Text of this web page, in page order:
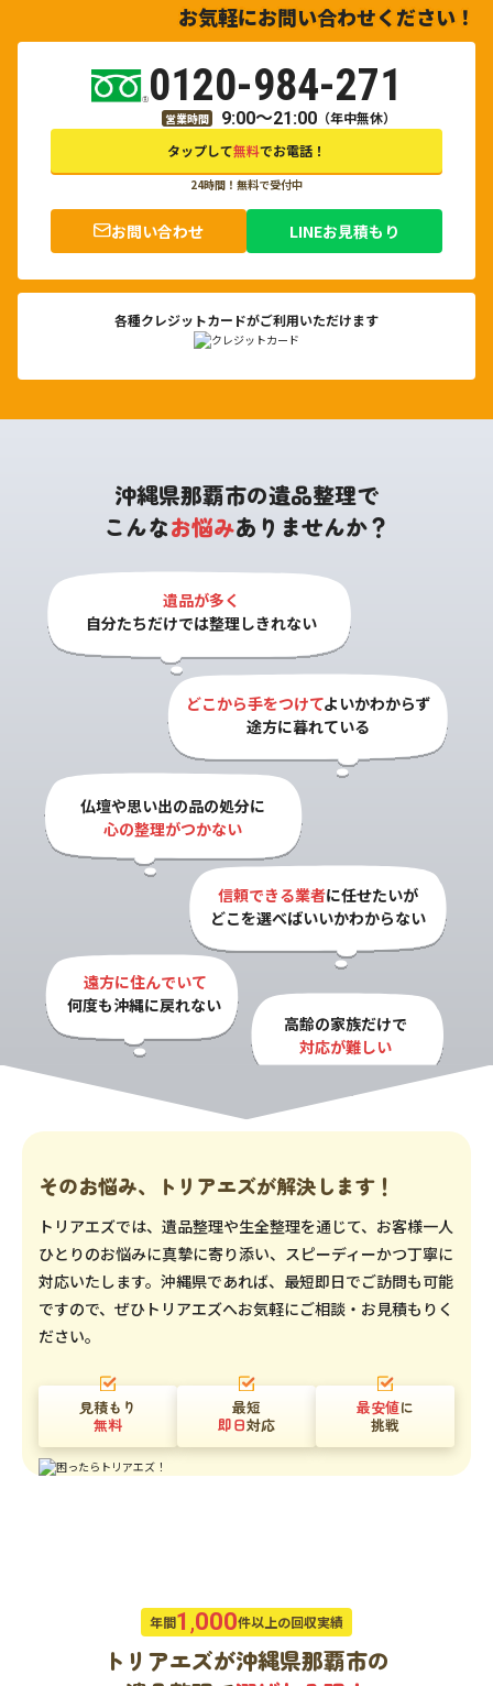
お気軽にお問い合わせください！
0120-984-271
営業時間 9:00～21:00 （年中無休）
タップして無料でお電話！
24時間！無料で受付中
お問い合わせ LINEお見積もり
各種クレジットカードがご利用いただけます
沖縄県那覇市の遺品整理で
こんなお悩みありませんか？
自分たちだけでは整理しきれない
遺品が多く
に任せたいが
どこを選べばいいかわからない
信頼できる業者
高齢の家族だけで
対応が難しい
よいかわからず
途方に暮れている
どこから手をつけて
仏壇や思い出の品の処分に
心の整理がつかない
遠方に住んでいて
何度も沖縄に戻れない
そのお悩み、トリアエズが解決します！
トリアエズでは、遺品整理や生全整理を通じて、お客様一人
ひとりのお悩みに真摯に寄り添い、スピーディーかつ丁寧に
対応いたします。沖縄県であれば、最短即日でご訪問も可能
ですので、ぜひトリアエズへお気軽にご相談・お見積もりく
ださい。
見積もり
無料
最短
即日対応
最安値に
挑戦
年間1 ,000件以上の回収実績
トリアエズが沖縄県那覇市の